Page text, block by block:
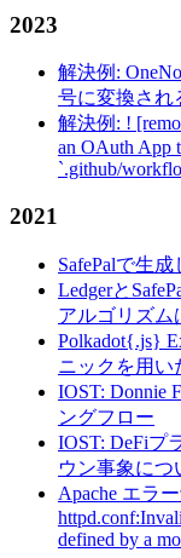
2023
解決例:
号に変換され
解決例: !
an OAuth App
`.github/
2021
SafePalで生
Ledgerと
アルゴリズム
Polkadot{.js}
ニックを用い
IOST: Donnie
ングフロー
IOST: DeFiプ
ウン事象につ
Apache エラ
defined by a